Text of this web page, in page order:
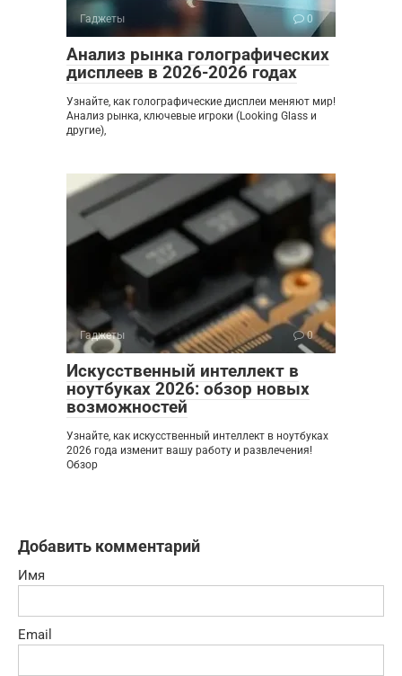
Гаджеты 0
Анализ рынка голографических
дисплеев в 2026-2026 годах
Узнайте, как голографические дисплеи меняют мир!
Анализ рынка, ключевые игроки (Looking Glass и
другие),
Гаджеты 0
Искусственный интеллект в
ноутбуках 2026: обзор новых
возможностей
Узнайте, как искусственный интеллект в ноутбуках
2026 года изменит вашу работу и развлечения!
Обзор
Добавить комментарий
Имя
Email